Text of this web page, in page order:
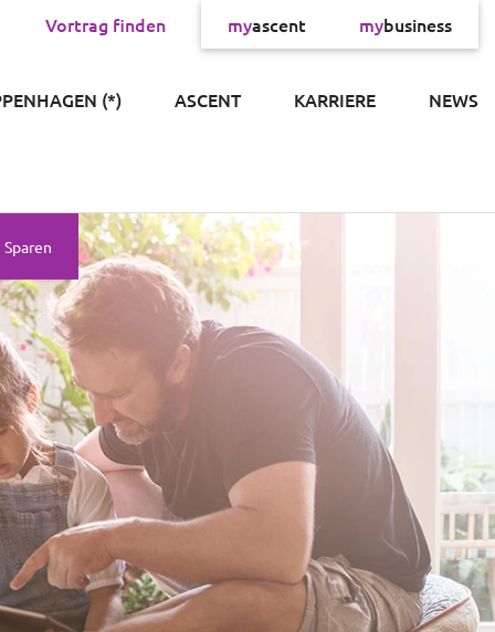
Vortrag finden myascent mybusiness
(*) ASCENT KARRIERE NEWS
×
Sparen